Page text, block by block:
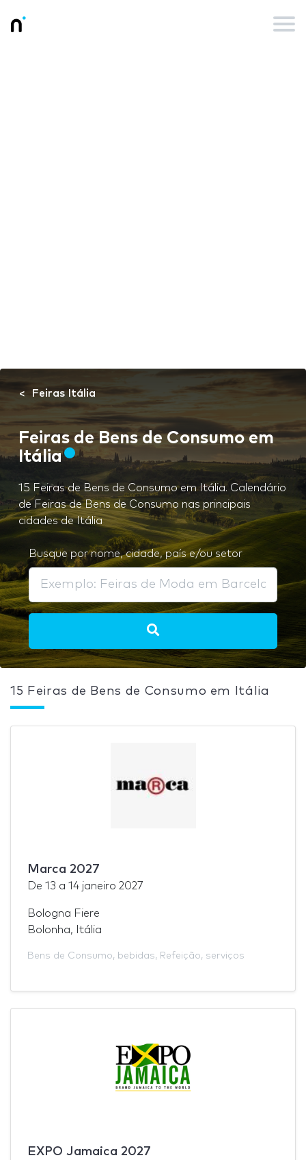
Feiras Itália
Feiras de Bens de Consumo em
Itália
15 Feiras de Bens de Consumo em Itália. Calendário
de Feiras de Bens de Consumo nas principais
cidades de Itália
Busque por nome, cidade, país e/ou setor
15 Feiras de Bens de Consumo em Itália
Marca 2027
De 13 a 14 janeiro 2027
Bologna Fiere
Bolonha, Itália
Bens de Consumo, bebidas, Refeição, serviços
EXPO Jamaica 2027